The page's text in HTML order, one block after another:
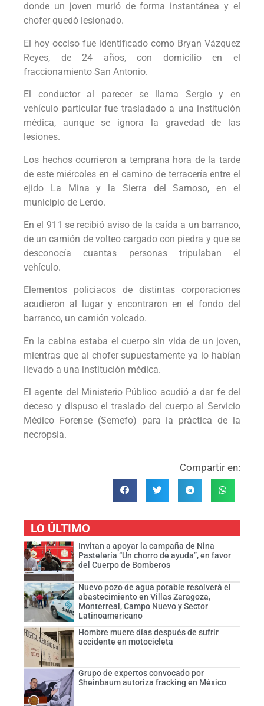
donde un joven murió de forma instantánea y el
chofer quedó lesionado.
El hoy occiso fue identificado como Bryan Vázquez
Reyes, de 24 años, con domicilio en el
fraccionamiento San Antonio.
El conductor al parecer se llama Sergio y en
vehículo particular fue trasladado a una institución
médica, aunque se ignora la gravedad de las
lesiones.
Los hechos ocurrieron a temprana hora de la tarde
de este miércoles en el camino de terracería entre el
ejido La Mina y la Sierra del Sarnoso, en el
municipio de Lerdo.
En el 911 se recibió aviso de la caída a un barranco,
de un camión de volteo cargado con piedra y que se
desconocía cuantas personas tripulaban el
vehículo.
Elementos policiacos de distintas corporaciones
acudieron al lugar y encontraron en el fondo del
barranco, un camión volcado.
En la cabina estaba el cuerpo sin vida de un joven,
mientras que al chofer supuestamente ya lo habían
llevado a una institución médica.
El agente del Ministerio Público acudió a dar fe del
deceso y dispuso el traslado del cuerpo al Servicio
Médico Forense (Semefo) para la práctica de la
necropsia.
Compartir en:
LO ÚLTIMO
Invitan a apoyar la campaña de Nina
Pastelería “Un chorro de ayuda”, en favor
del Cuerpo de Bomberos
Nuevo pozo de agua potable resolverá el
abastecimiento en Villas Zaragoza,
Monterreal, Campo Nuevo y Sector
Latinoamericano
Hombre muere días después de sufrir
accidente en motocicleta
Grupo de expertos convocado por
Sheinbaum autoriza fracking en México